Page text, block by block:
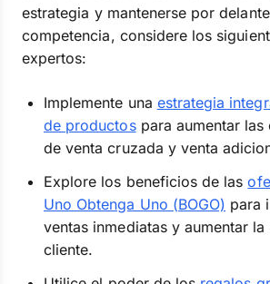
estrategia y mantenerse por
competencia, considere los
expertos:
Implemente una estrategia
de productospara aumentar las
de venta cruzada y venta
Explore los beneficios de las
Uno Obtenga Uno (BOGO) para
ventas inmediatas y aumentar
cliente.